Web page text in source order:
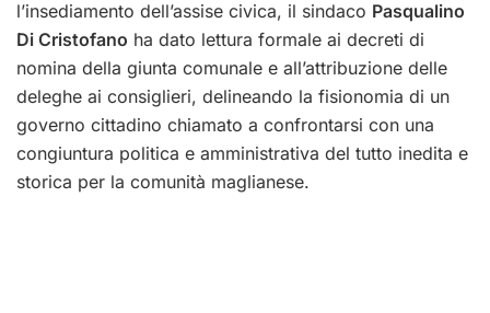
l’insediamento dell’assise civica, il sindaco Pasqualino
Di Cristofano ha dato lettura formale ai decreti di
nomina della giunta comunale e all’attribuzione delle
deleghe ai consiglieri, delineando la fisionomia di un
governo cittadino chiamato a confrontarsi con una
congiuntura politica e amministrativa del tutto inedita e
storica per la comunità maglianese.